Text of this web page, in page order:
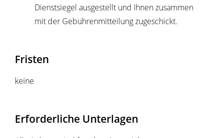
Dienstsiegel ausgestellt und Ihnen zusammen
mit der Gebührenmitteilung zugeschickt.
Fristen
keine
Erforderliche Unterlagen